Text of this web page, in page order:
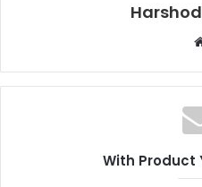
With Product